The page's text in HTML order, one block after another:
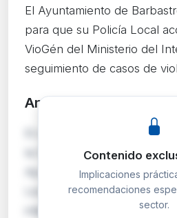
El Ayuntamiento de
para que su Policía Local
VioGén del Ministerio del
seguimiento de casos de
Análisis detallado
El convenio suscrito el 24
la Secretaría de Estado de
Ayuntamiento de Barbastro
Local al Sistema VioGén, la
integra información policial,
Contenido
Implicaciones
recomendaciones
sector.